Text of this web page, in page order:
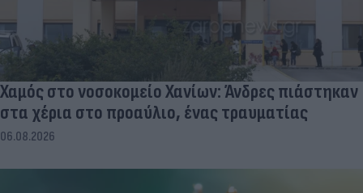
Χαμός στο νοσοκομείο Χανίων: Άνδρες πιάστηκαν
στα χέρια στο προαύλιο, ένας τραυματίας
06.08.2026